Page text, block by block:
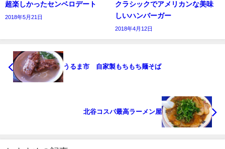
超楽しかったセンベロデート
2018年5月21日
クラシックでアメリカンな美味
しいハンバーガー
2018年4月12日
うるま市 自家製もちもち麺そば
北谷コスパ最高ラーメン屋